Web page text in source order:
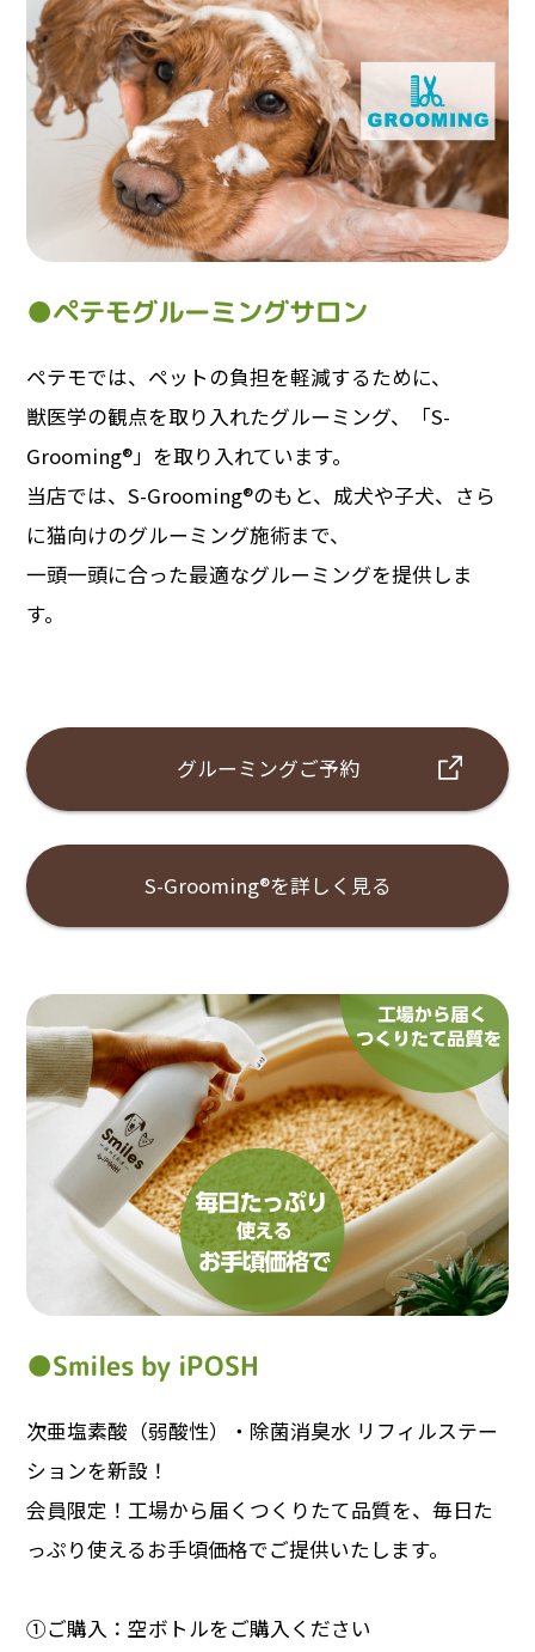
●ペテモグルーミングサロン
ペテモでは、ペットの負担を軽減するために、
獣医学の観点を取り入れたグルーミング、「S-
Grooming®」を取り入れています。
当店では、S-Grooming®のもと、成犬や子犬、さら
に猫向けのグルーミング施術まで、
一頭一頭に合った最適なグルーミングを提供しま
す。
グルーミングご予約
S-Grooming®を詳しく見る
●Smiles by iPOSH
次亜塩素酸（弱酸性）・除菌消臭水 リフィルステー
ションを新設！
会員限定！工場から届くつくりたて品質を、毎日た
っぷり使えるお手頃価格でご提供いたします。
①ご購入：空ボトルをご購入ください